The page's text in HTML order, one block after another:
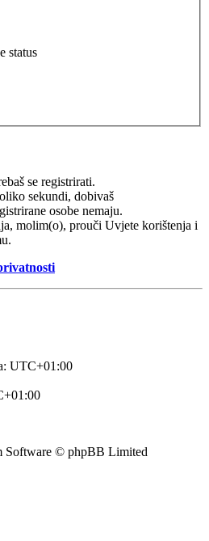
status
se registrirati.
sekundi, dobivaš
osobe nemaju.
molim(o), prouči Uvjete korištenja i
UTC+01:00
Software © phpBB Limited